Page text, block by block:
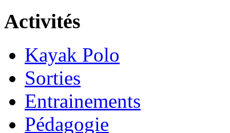
Activités
Kayak Polo
Sorties
Entrainements
Pédagogie